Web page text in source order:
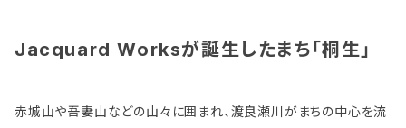
Jacquard Worksが誕生したまち「桐生」
赤城山や吾妻山などの山々に囲まれ、渡良瀬川がまちの中心を流